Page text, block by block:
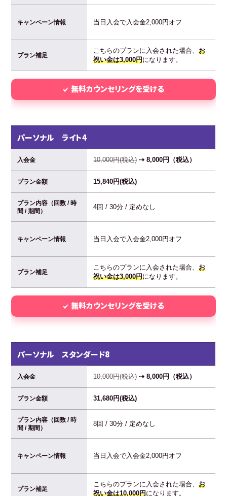
キャンペーン情報 当日入会で入会金2,000円オフ
プラン補足
こちらのプランに入会された場合、お
祝い金は3,000円になります。
無料カウンセリングを受ける
パーソナル ライト4
入会金 10,000円(税込)⇢ 8,000円（税込）
プラン金額 15,840円(税込)
プラン内容（回数 / 時
間 / 期間）
4回 / 30分 / 定めなし
キャンペーン情報 当日入会で入会金2,000円オフ
プラン補足
こちらのプランに入会された場合、お
祝い金は3,000円になります。
無料カウンセリングを受ける
パーソナル スタンダード8
入会金 10,000円(税込)⇢ 8,000円（税込）
プラン金額 31,680円(税込)
プラン内容（回数 / 時
間 / 期間）
8回 / 30分 / 定めなし
キャンペーン情報 当日入会で入会金2,000円オフ
プラン補足
こちらのプランに入会された場合、お
祝い金は10,000円になります。